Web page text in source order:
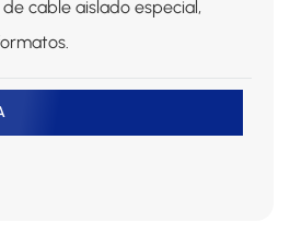
cable aislado especial,